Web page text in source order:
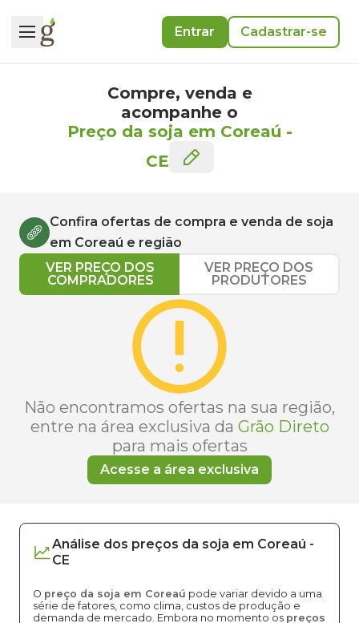
Entrar Cadastrar-se
Compre, venda e
acompanhe o
Preço da soja em Coreaú -
CE
Confira ofertas de compra e venda de soja
em Coreaú e região
VER PREÇO DOS
COMPRADORES
VER PREÇO DOS
PRODUTORES
Não encontramos ofertas na sua região,
entre na área exclusiva da Grão Direto
para mais ofertas
Acesse a área exclusiva
Análise dos preços da soja em Coreaú -
CE
O preço da soja em Coreaú pode variar devido a uma
série de fatores, como clima, custos de produção e
demanda de mercado. Embora no momento os preços